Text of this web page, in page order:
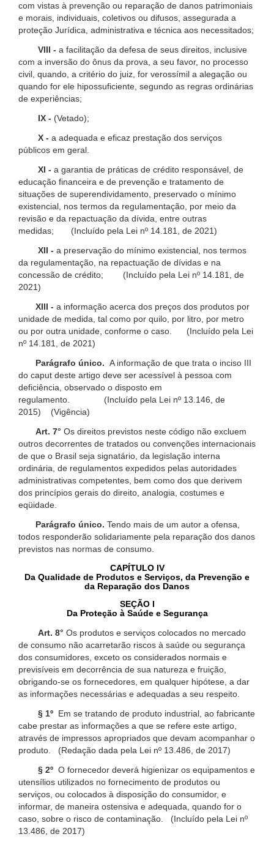
com vistas à prevenção ou reparação de danos patrimoniais
e morais, individuais, coletivos ou difusos, assegurada a
proteção Jurídica, administrativa e técnica aos necessitados;
VIII - a facilitação da defesa de seus direitos, inclusive
com a inversão do ônus da prova, a seu favor, no processo
civil, quando, a critério do juiz, for verossímil a alegação ou
quando for ele hipossuficiente, segundo as regras ordinárias
de experiências;
IX - (Vetado);
X - a adequada e eficaz prestação dos serviços
públicos em geral.
XI - a garantia de práticas de crédito responsável, de
educação financeira e de prevenção e tratamento de
situações de superendividamento, preservado o mínimo
existencial, nos termos da regulamentação, por meio da
revisão e da repactuação da dívida, entre outras
medidas; (Incluído pela Lei nº 14.181, de 2021)
XII - a preservação do mínimo existencial, nos termos
da regulamentação, na repactuação de dívidas e na
concessão de crédito; (Incluído pela Lei nº 14.181, de
2021)
XIII - a informação acerca dos preços dos produtos por
unidade de medida, tal como por quilo, por litro, por metro
ou por outra unidade, conforme o caso. (Incluído pela Lei
nº 14.181, de 2021)
Parágrafo único. A informação de que trata o inciso III
do caput deste artigo deve ser acessível à pessoa com
deficiência, observado o disposto em
regulamento. (Incluído pela Lei nº 13.146, de
2015) (Vigência)
Art. 7° Os direitos previstos neste código não excluem
outros decorrentes de tratados ou convenções internacionais
de que o Brasil seja signatário, da legislação interna
ordinária, de regulamentos expedidos pelas autoridades
administrativas competentes, bem como dos que derivem
dos princípios gerais do direito, analogia, costumes e
eqüidade.
Parágrafo único. Tendo mais de um autor a ofensa,
todos responderão solidariamente pela reparação dos danos
previstos nas normas de consumo.
CAPÍTULO IV
Da Qualidade de Produtos e Serviços, da Prevenção e
da Reparação dos Danos
SEÇÃO I
Da Proteção à Saúde e Segurança
Art. 8° Os produtos e serviços colocados no mercado
de consumo não acarretarão riscos à saúde ou segurança
dos consumidores, exceto os considerados normais e
previsíveis em decorrência de sua natureza e fruição,
obrigando-se os fornecedores, em qualquer hipótese, a dar
as informações necessárias e adequadas a seu respeito.
§ 1º Em se tratando de produto industrial, ao fabricante
cabe prestar as informações a que se refere este artigo,
através de impressos apropriados que devam acompanhar o
produto. (Redação dada pela Lei nº 13.486, de 2017)
§ 2º O fornecedor deverá higienizar os equipamentos e
utensílios utilizados no fornecimento de produtos ou
serviços, ou colocados à disposição do consumidor, e
informar, de maneira ostensiva e adequada, quando for o
caso, sobre o risco de contaminação. (Incluído pela Lei nº
13.486, de 2017)